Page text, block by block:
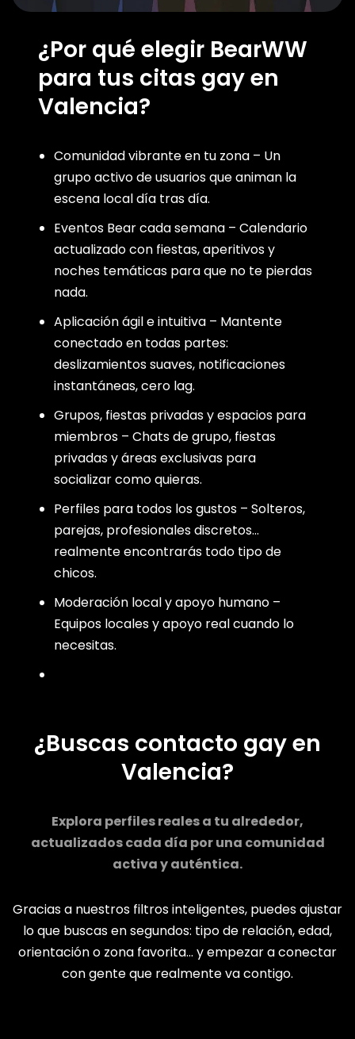
¿Por qué elegir BearWW
para tus citas gay en
Valencia?
Comunidad vibrante en tu zona – Un
grupo activo de usuarios que animan la
escena local día tras día.
Eventos Bear cada semana – Calendario
actualizado con fiestas, aperitivos y
noches temáticas para que no te pierdas
nada.
Aplicación ágil e intuitiva – Mantente
conectado en todas partes:
deslizamientos suaves, notificaciones
instantáneas, cero lag.
Grupos, fiestas privadas y espacios para
miembros – Chats de grupo, fiestas
privadas y áreas exclusivas para
socializar como quieras.
Perfiles para todos los gustos – Solteros,
parejas, profesionales discretos…
realmente encontrarás todo tipo de
chicos.
Moderación local y apoyo humano –
Equipos locales y apoyo real cuando lo
necesitas.
¿Buscas contacto gay en
Valencia?
Explora perfiles reales a tu alrededor,
actualizados cada día por una comunidad
activa y auténtica.
Gracias a nuestros filtros inteligentes, puedes ajustar
lo que buscas en segundos: tipo de relación, edad,
orientación o zona favorita… y empezar a conectar
con gente que realmente va contigo.